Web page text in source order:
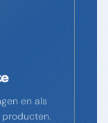
en als